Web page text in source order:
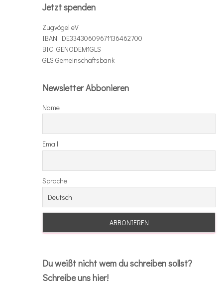
Jetzt spenden
Zugvögel eV
IBAN: DE33430609671136462700
BIC: GENODEM1GLS
GLS Gemeinschaftsbank
Newsletter Abbonieren
Name
Email
Sprache
Du weißt nicht wem du schreiben sollst?
Schreibe uns hier!